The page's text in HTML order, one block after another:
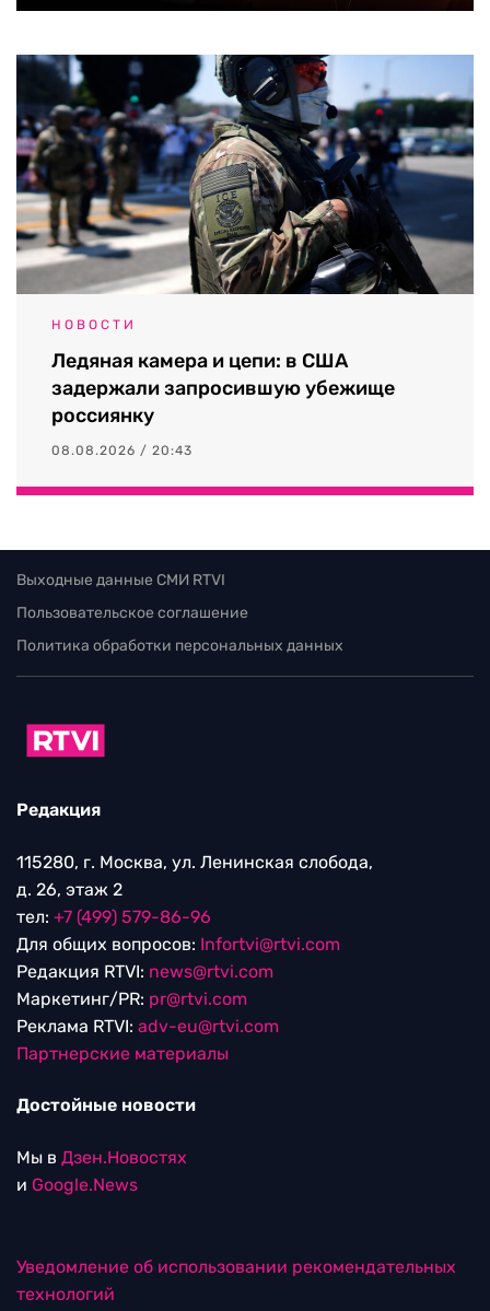
НОВОСТИ
Ледяная камера и цепи: в США
задержали запросившую убежище
россиянку
08.08.2026 / 20:43
Выходные данные СМИ RTVI
Пользовательское соглашение
Политика обработки персональных данных
Редакция
115280, г. Москва, ул. Ленинская слобода,
д. 26, этаж 2
тел: +7 (499) 579-86-96
Для общих вопросов: Infortvi@rtvi.com
Редакция RTVI: news@rtvi.com
Маркетинг/PR: pr@rtvi.com
Реклама RTVI: adv-eu@rtvi.com
Партнерские материалы
Достойные новости
Мы в Дзен.Новостях
и Google.News
Уведомление об использовании рекомендательных
технологий